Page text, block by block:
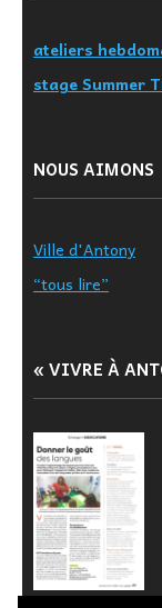
ateliers
stage Summer
NOUS AIMONS
Ville d'Antony
“tous lire”
« VIVRE À